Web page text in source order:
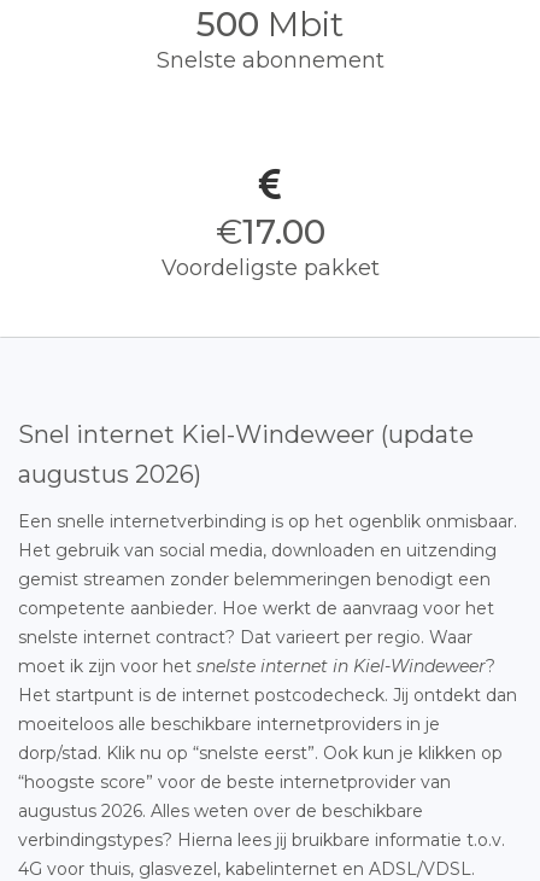
500 Mbit
Snelste abonnement
€17.00
Voordeligste pakket
Snel internet Kiel-Windeweer (update
augustus 2026)
Een snelle internetverbinding is op het ogenblik onmisbaar.
Het gebruik van social media, downloaden en uitzending
gemist streamen zonder belemmeringen benodigt een
competente aanbieder. Hoe werkt de aanvraag voor het
snelste internet contract? Dat varieert per regio. Waar
moet ik zijn voor het snelste internet in Kiel-Windeweer?
Het startpunt is de internet postcodecheck. Jij ontdekt dan
moeiteloos alle beschikbare internetproviders in je
dorp/stad. Klik nu op “snelste eerst”. Ook kun je klikken op
“hoogste score” voor de beste internetprovider van
augustus 2026. Alles weten over de beschikbare
verbindingstypes? Hierna lees jij bruikbare informatie t.o.v.
4G voor thuis, glasvezel, kabelinternet en ADSL/VDSL.